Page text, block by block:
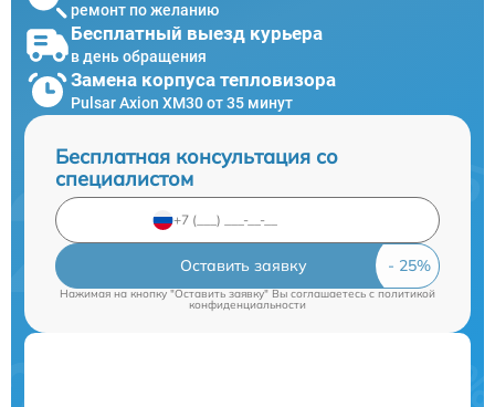
ремонт по желанию
Бесплатный выезд курьера
в день обращения
Замена корпуса тепловизора
Pulsar Axion XM30 от 35 минут
Бесплатная консультация со
специалистом
Оставить заявку
Нажимая на кнопку "Оставить заявку" Вы соглашаетесь cполитикой
конфиденциальности